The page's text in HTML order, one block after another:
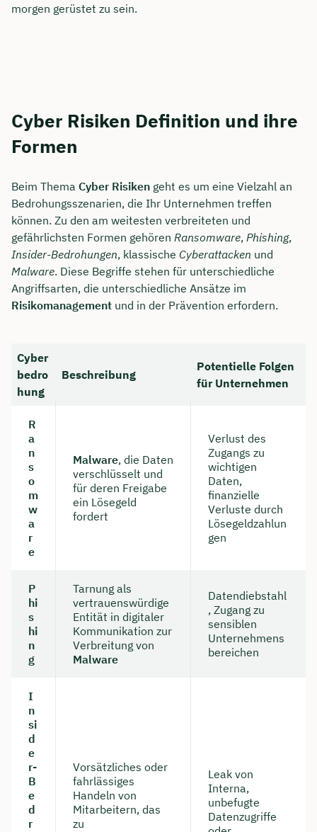
morgen gerüstet zu sein.
Cyber Risiken Definition und ihre
Formen
Beim Thema Cyber Risiken geht es um eine Vielzahl an
Bedrohungsszenarien, die Ihr Unternehmen treffen
können. Zu den am weitesten verbreiteten und
gefährlichsten Formen gehören Ransomware, Phishing,
Insider-Bedrohungen, klassische Cyberattacken und
Malware. Diese Begriffe stehen für unterschiedliche
Angriffsarten, die unterschiedliche Ansätze im
Risikomanagement und in der Prävention erfordern.
Cyber
bedro
hung
Beschreibung
Potentielle Folgen
für Unternehmen
R
a
n
s
o
m
w
a
r
e
Malware, die Daten
verschlüsselt und
für deren Freigabe
ein Lösegeld
fordert
Verlust des
Zugangs zu
wichtigen
Daten,
finanzielle
Verluste durch
Lösegeldzahlun
gen
P
hi
s
hi
n
g
Tarnung als
vertrauenswürdige
Entität in digitaler
Kommunikation zur
Verbreitung von
Malware
Datendiebstahl
, Zugang zu
sensiblen
Unternehmens
bereichen
I
n
si
d
e
r-
B
e
d
r
Vorsätzliches oder
fahrlässiges
Handeln von
Mitarbeitern, das
zu
Leak von
Interna,
unbefugte
Datenzugriffe